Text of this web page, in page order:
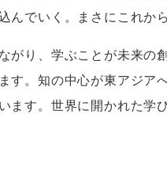
でいく。まさにこれか
り、学ぶことが未来の
す。知の中心が東アジア
ます。世界に開かれた学